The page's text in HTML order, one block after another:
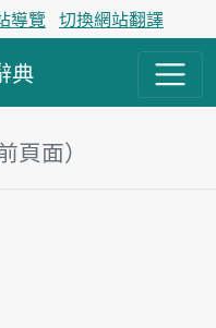
導覽 切換網站翻譯
典
頁面）